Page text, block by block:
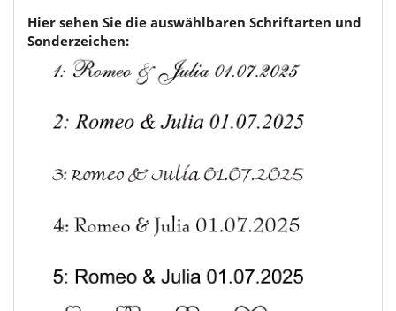
Hier sehen Sie die auswählbaren Schriftarten und
Sonderzeichen: